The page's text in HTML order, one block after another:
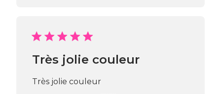
Très jolie couleur
Très jolie couleur